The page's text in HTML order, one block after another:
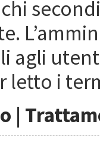
agli
letto i
|